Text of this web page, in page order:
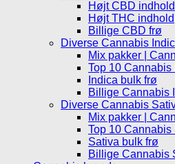
Højt CBD indhold
Højt THC indhold
Billige CBD frø
Diverse Cannabis
Mix pakker |
Top 10 Cannabis
Indica bulk frø
Billige Cannabis
Diverse Cannabis
Mix pakker |
Top 10 Cannabis
Sativa bulk frø
Billige Cannabis